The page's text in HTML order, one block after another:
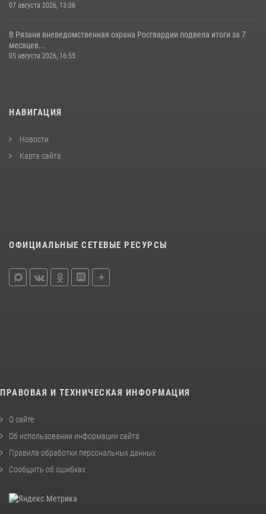
07 августа 2026, 13:06
В Рязани вневедомственная охрана Росгвардии подвела итоги за 7
месяцев...
05 августа 2026, 16:55
НАВИГАЦИЯ
Новости
Карта сайта
ОФИЦИАЛЬНЫЕ СЕТЕВЫЕ РЕСУРСЫ
ПРАВОВАЯ И ТЕХНИЧЕСКАЯ ИНФОРМАЦИЯ
О сайте
Об использовании информации сайта
Правила обработки персональных данных
Сообщить об ошибках